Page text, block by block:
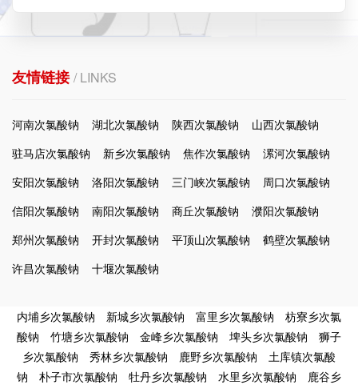
友情链接/ LINKS
河南次氯酸钠 湖北次氯酸钠 陕西次氯酸钠
山西次氯酸钠
驻马店次氯酸钠
新乡次氯酸钠 焦作次氯酸钠
漯河次氯酸钠
安阳次氯酸钠
洛阳次氯酸钠 三门峡次氯酸钠
周口次氯酸钠
信阳次氯酸钠
南阳次氯酸钠 商丘次氯酸钠
濮阳次氯酸钠
郑州次氯酸钠
开封次氯酸钠 平顶山次氯酸钠
鹤壁次氯酸钠
许昌次氯酸钠
十堰次氯酸钠
内埔乡次氯酸钠 新城乡次氯酸钠 富里乡次氯酸钠
枋寮乡次氯
酸钠
竹塘乡次氯酸钠 金峰乡次氯酸钠 埤头乡次氯酸钠
狮子
乡次氯酸钠
秀林乡次氯酸钠 鹿野乡次氯酸钠
土库镇次氯酸
钠
朴子市次氯酸钠 牡丹乡次氯酸钠 水里乡次氯酸钠
鹿谷乡